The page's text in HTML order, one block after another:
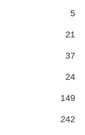
5
21
37
24
149
242